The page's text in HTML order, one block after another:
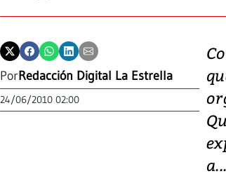
PorRedacción Digital La Estrella
24/06/2010 02:00
a...